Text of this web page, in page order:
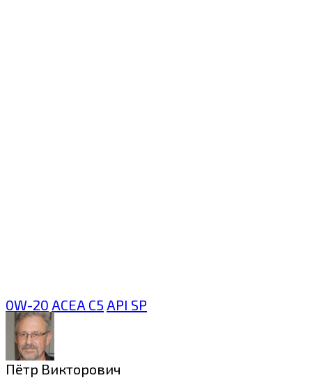
0W-20 ACEA C5 API SP
Пётр Викторович